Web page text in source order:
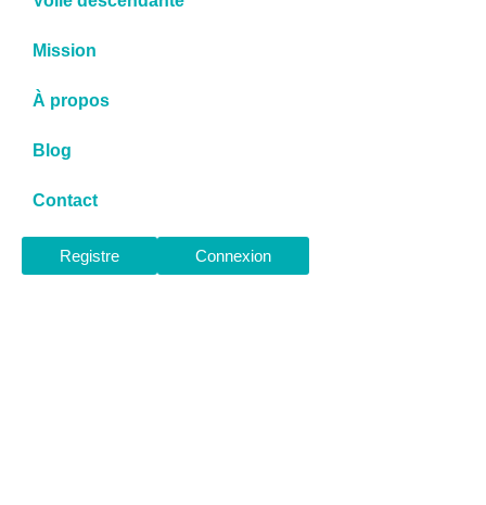
Mission
À propos
Blog
Contact
Registre Connexion